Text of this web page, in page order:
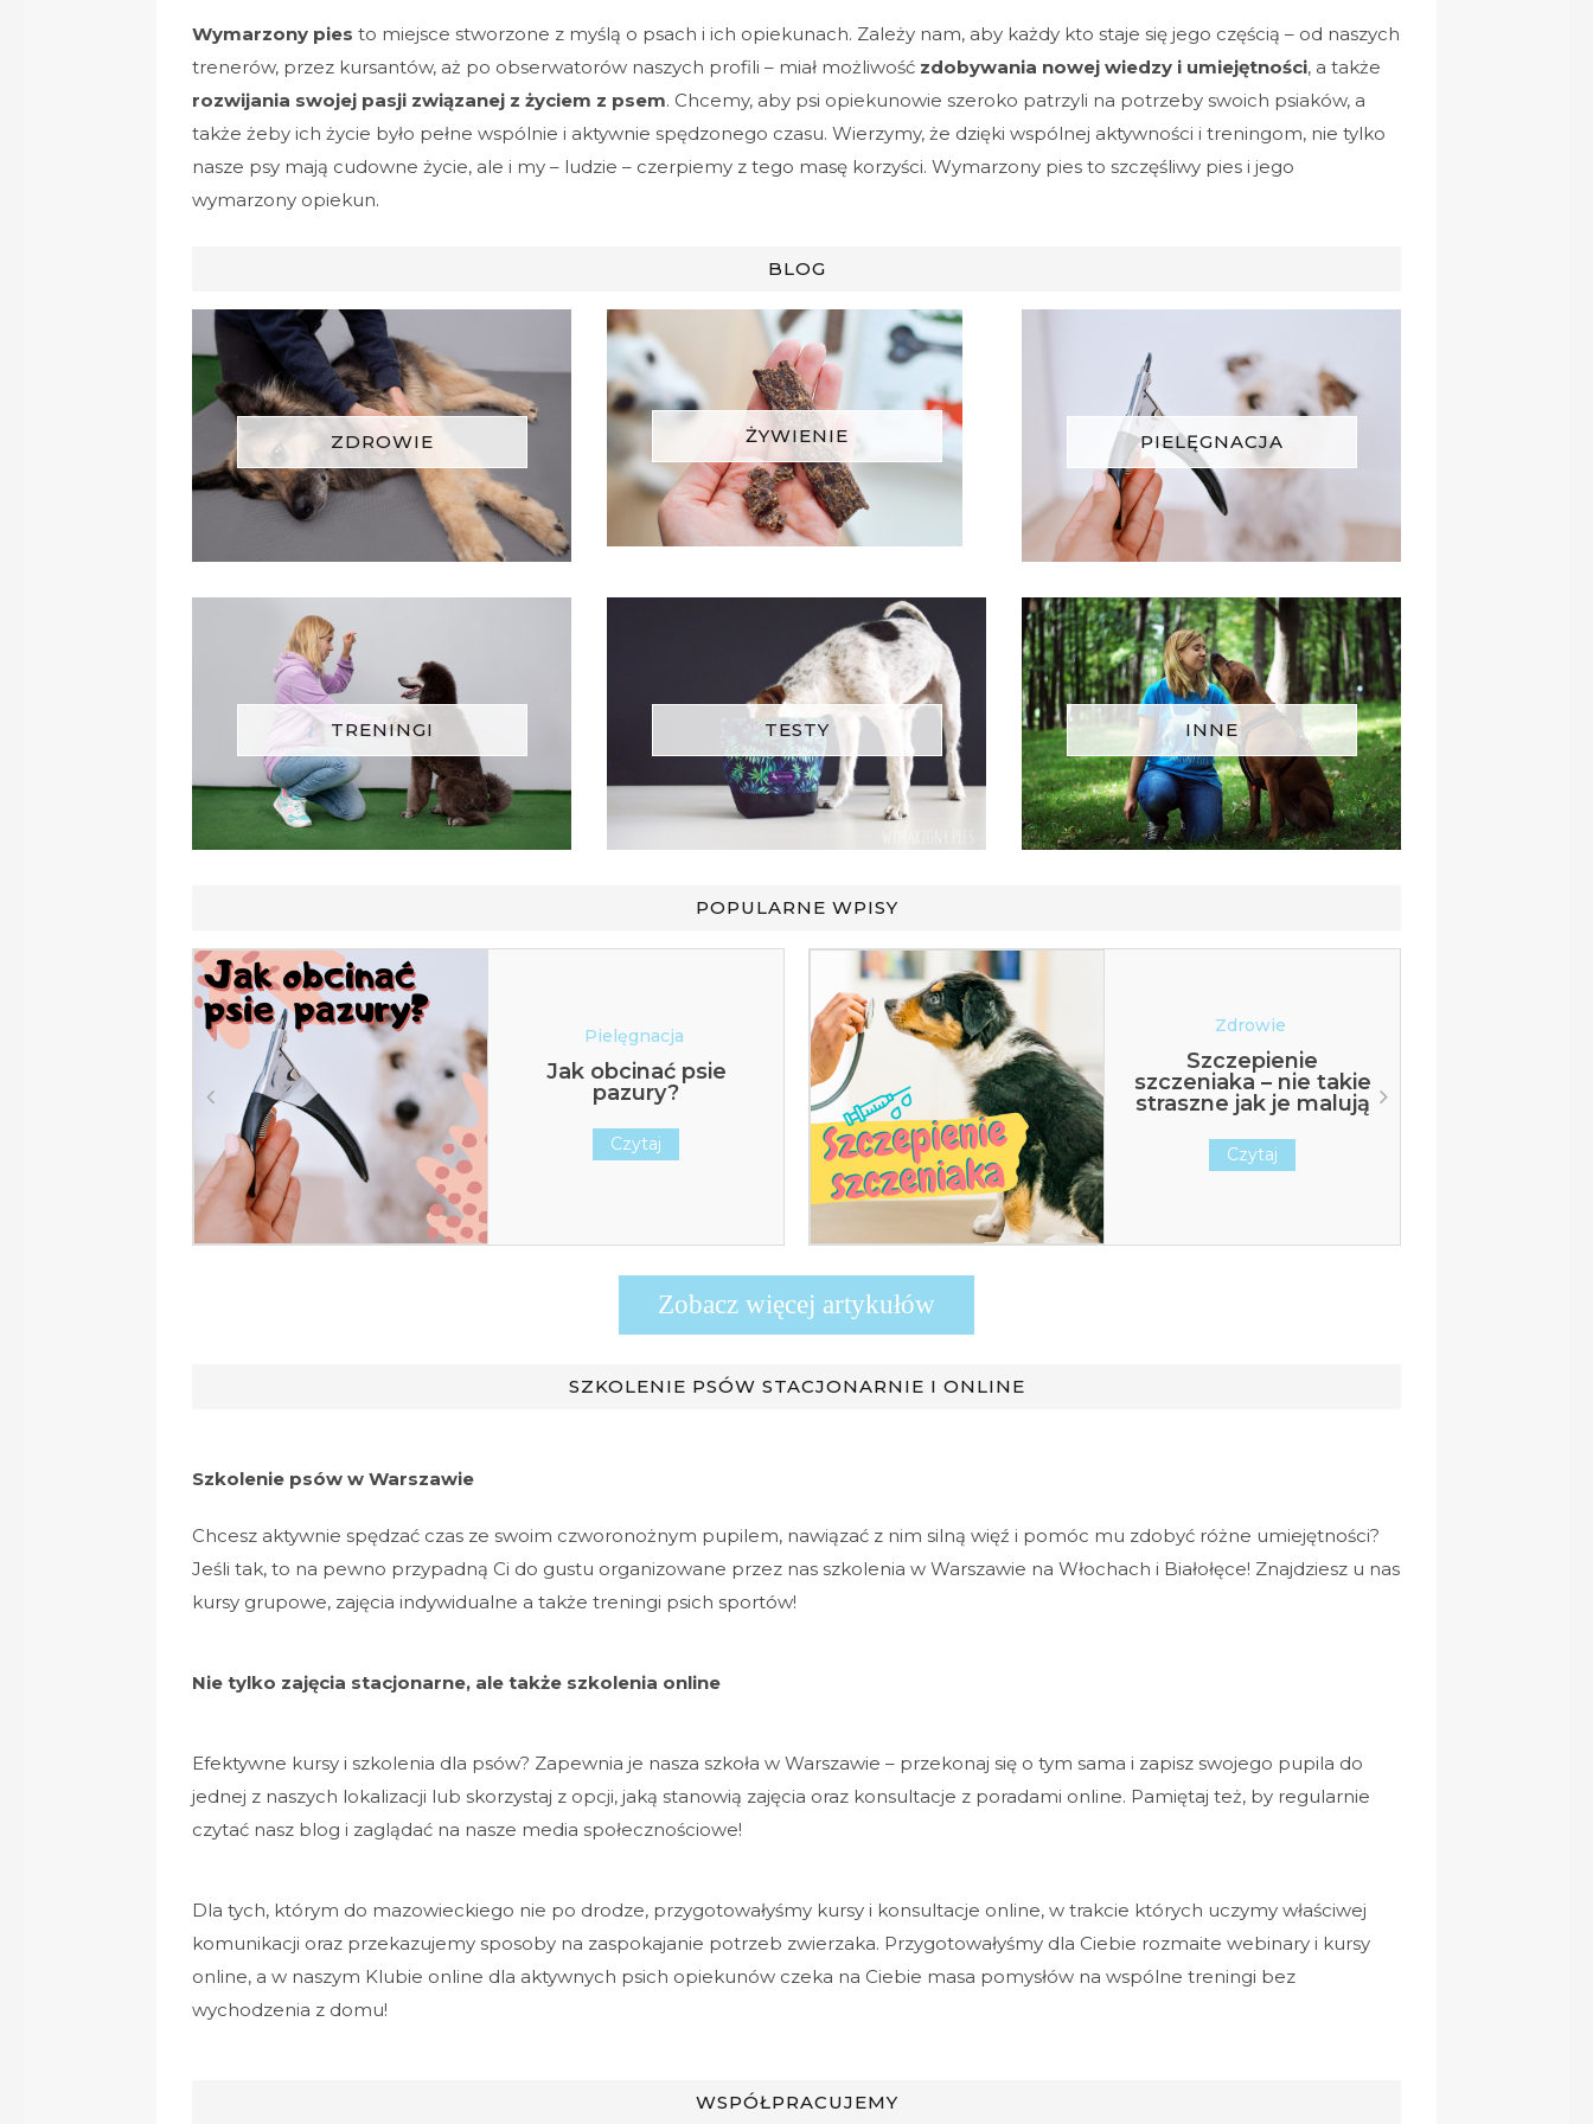
Wymarzony pies to miejsce stworzone z myślą o psach i ich opiekunach. Zależy nam, aby każdy kto staje się jego częścią – od naszych
trenerów, przez kursantów, aż po obserwatorów naszych profili – miał możliwość zdobywania nowej wiedzy i umiejętności, a także
rozwijania swojej pasji związanej z życiem z psem. Chcemy, aby psi opiekunowie szeroko patrzyli na potrzeby swoich psiaków, a
także żeby ich życie było pełne wspólnie i aktywnie spędzonego czasu. Wierzymy, że dzięki wspólnej aktywności i treningom, nie tylko
nasze psy mają cudowne życie, ale i my – ludzie – czerpiemy z tego masę korzyści. Wymarzony pies to szczęśliwy pies i jego
wymarzony opiekun.
BLOG
ZDROWIE ŻYWIENIE PIELĘGNACJA
TRENINGI TESTY INNE
POPULARNE WPISY
Zdrowie
Szczepienie
szczeniaka – nie takie
straszne jak je malują
Czytaj
Zdrowie
Fizjoterapia psów
Zobacz więcej artykułów
SZKOLENIE PSÓW STACJONARNIE I ONLINE
Szkolenie psów w Warszawie
Chcesz aktywnie spędzać czas ze swoim czworonożnym pupilem, nawiązać z nim silną więź i pomóc mu zdobyć różne umiejętności?
Jeśli tak, to na pewno przypadną Ci do gustu organizowane przez nas szkolenia w Warszawie na Włochach i Białołęce! Znajdziesz u nas
kursy grupowe, zajęcia indywidualne a także treningi psich sportów!
Nie tylko zajęcia stacjonarne, ale także szkolenia online
Efektywne kursy i szkolenia dla psów? Zapewnia je nasza szkoła w Warszawie – przekonaj się o tym sama i zapisz swojego pupila do
jednej z naszych lokalizacji lub skorzystaj z opcji, jaką stanowią zajęcia oraz konsultacje z poradami online. Pamiętaj też, by regularnie
czytać nasz blog i zaglądać na nasze media społecznościowe!
Dla tych, którym do mazowieckiego nie po drodze, przygotowałyśmy kursy i konsultacje online, w trakcie których uczymy właściwej
komunikacji oraz przekazujemy sposoby na zaspokajanie potrzeb zwierzaka. Przygotowałyśmy dla Ciebie rozmaite webinary i kursy
online, a w naszym Klubie online dla aktywnych psich opiekunów czeka na Ciebie masa pomysłów na wspólne treningi bez
wychodzenia z domu!
WSPÓŁPRACUJEMY